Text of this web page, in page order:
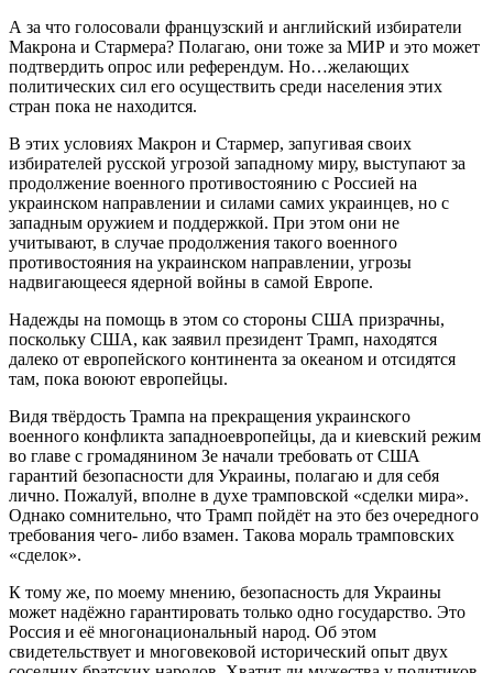
А за что голосовали французский и английский избиратели
Макрона и Стармера? Полагаю, они тоже за МИР и это может
подтвердить опрос или референдум. Но…желающих
политических сил его осуществить среди населения этих
стран пока не находится.
В этих условиях Макрон и Стармер, запугивая своих
избирателей русской угрозой западному миру, выступают за
продолжение военного противостоянию с Россией на
украинском направлении и силами самих украинцев, но с
западным оружием и поддержкой. При этом они не
учитывают, в случае продолжения такого военного
противостояния на украинском направлении, угрозы
надвигающееся ядерной войны в самой Европе.
Надежды на помощь в этом со стороны США призрачны,
поскольку США, как заявил президент Трамп, находятся
далеко от европейского континента за океаном и отсидятся
там, пока воюют европейцы.
Видя твёрдость Трампа на прекращения украинского
военного конфликта западноевропейцы, да и киевский режим
во главе с громадянином Зе начали требовать от США
гарантий безопасности для Украины, полагаю и для себя
лично. Пожалуй, вполне в духе трамповской «сделки мира».
Однако сомнительно, что Трамп пойдёт на это без очередного
требования чего- либо взамен. Такова мораль трамповских
«сделок».
К тому же, по моему мнению, безопасность для Украины
может надёжно гарантировать только одно государство. Это
Россия и её многонациональный народ. Об этом
свидетельствует и многовековой исторический опыт двух